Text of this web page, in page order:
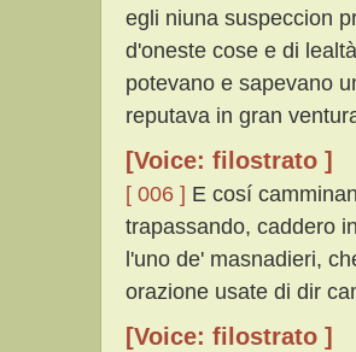
egli niuna suspeccion
d'oneste cose e di
potevano e sapevano
reputava in gran
[Voice: filostrato ]
[ 006 ] E cosí
trapassando, caddero
l'uno de' masnadieri,
orazione usate di dir
[Voice: filostrato ]